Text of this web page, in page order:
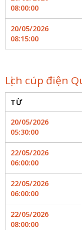
08:00:00
20/05/2026
08:15:00
Lịch cúp điện
TỪ
20/05/2026
05:30:00
22/05/2026
06:00:00
22/05/2026
06:00:00
22/05/2026
08:00:00